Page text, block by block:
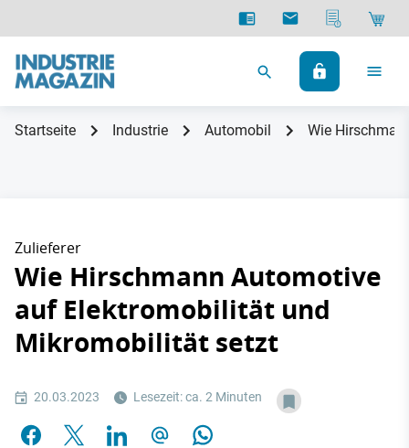
Startseite Industrie Automobil Wie
Zulieferer
Wie Hirschmann Automotive
auf Elektromobilität und
Mikromobilität setzt
20.03.2023 Lesezeit: ca. 2 Minuten